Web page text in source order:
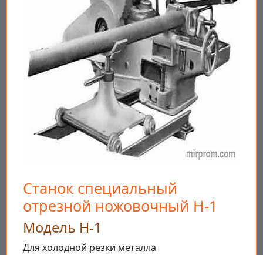
Станок специальный
отрезной ножовочный Н-1
Модель Н-1
Для холодной резки металла